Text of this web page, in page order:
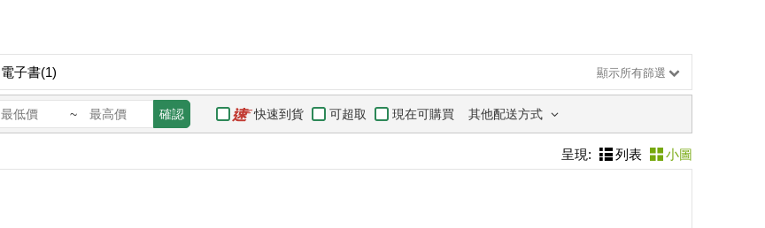
電子書(1) 顯示所有篩選
~ 確認 快速到貨 可超取 現在可購買 其他配送方式
呈現: 列表 小圖